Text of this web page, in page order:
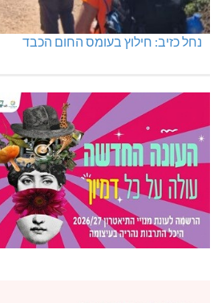
נחל כזיב: חילוץ בעומס החום הכבד